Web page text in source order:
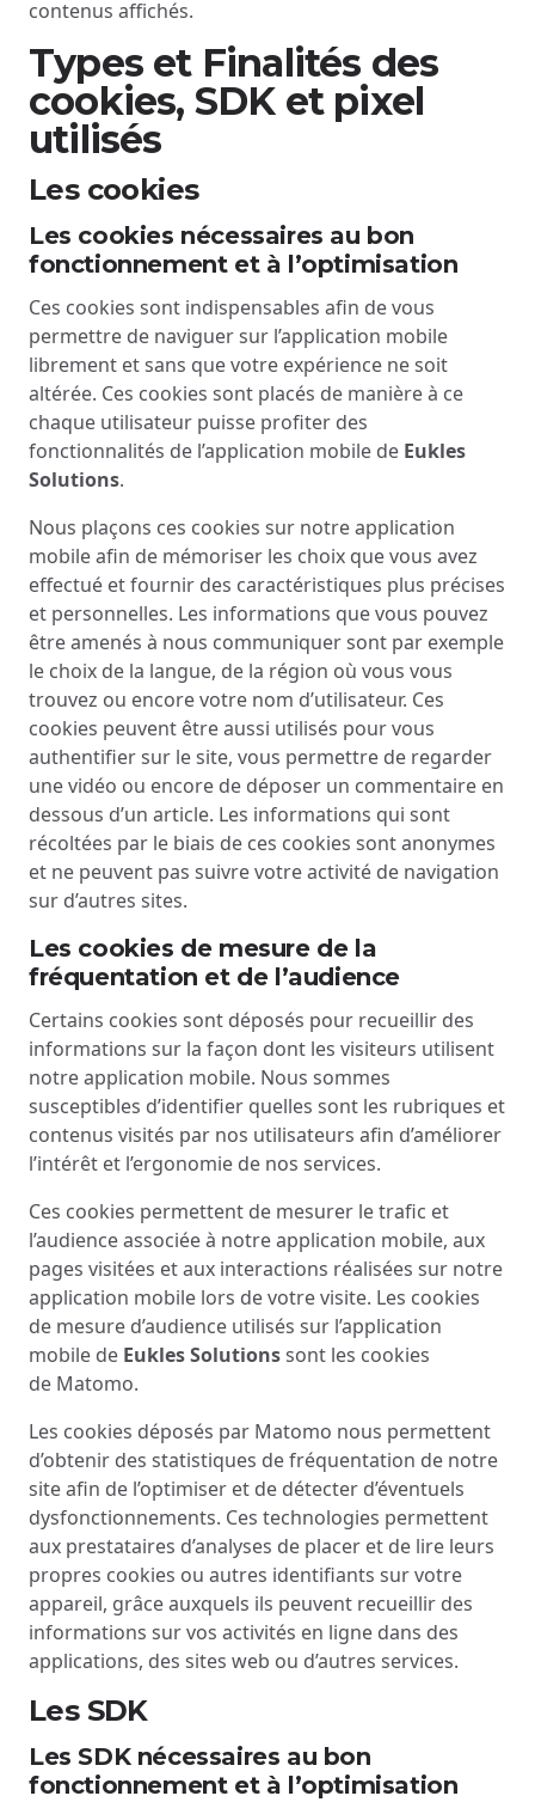
contenus affichés.
Types et Finalités des
cookies, SDK et pixel
utilisés
Les cookies
Les cookies nécessaires au bon
fonctionnement et à l’optimisation
Ces cookies sont indispensables afin de vous
permettre de naviguer sur l’application mobile
librement et sans que votre expérience ne soit
altérée. Ces cookies sont placés de manière à ce
chaque utilisateur puisse profiter des
fonctionnalités de l’application mobile de Eukles
Solutions.
Nous plaçons ces cookies sur notre application
mobile afin de mémoriser les choix que vous avez
effectué et fournir des caractéristiques plus précises
et personnelles. Les informations que vous pouvez
être amenés à nous communiquer sont par exemple
le choix de la langue, de la région où vous vous
trouvez ou encore votre nom d’utilisateur. Ces
cookies peuvent être aussi utilisés pour vous
authentifier sur le site, vous permettre de regarder
une vidéo ou encore de déposer un commentaire en
dessous d’un article. Les informations qui sont
récoltées par le biais de ces cookies sont anonymes
et ne peuvent pas suivre votre activité de navigation
sur d’autres sites.
Les cookies de mesure de la
fréquentation et de l’audience
Certains cookies sont déposés pour recueillir des
informations sur la façon dont les visiteurs utilisent
notre application mobile. Nous sommes
susceptibles d’identifier quelles sont les rubriques et
contenus visités par nos utilisateurs afin d’améliorer
l’intérêt et l’ergonomie de nos services.
Ces cookies permettent de mesurer le trafic et
l’audience associée à notre application mobile, aux
pages visitées et aux interactions réalisées sur notre
application mobile lors de votre visite. Les cookies
de mesure d’audience utilisés sur l’application
mobile de Eukles Solutionssont les cookies
de Matomo.
Les cookies déposés par Matomo nous permettent
d’obtenir des statistiques de fréquentation de notre
site afin de l’optimiser et de détecter d’éventuels
dysfonctionnements. Ces technologies permettent
aux prestataires d’analyses de placer et de lire leurs
propres cookies ou autres identifiants sur votre
appareil, grâce auxquels ils peuvent recueillir des
informations sur vos activités en ligne dans des
applications, des sites web ou d’autres services.
Les SDK
Les SDK nécessaires au bon
fonctionnement et à l’optimisation